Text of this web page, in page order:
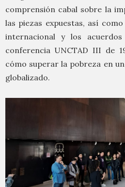
comprensión cabal sobre la
las piezas expuestas, así
internacional y los
conferencia UNCTAD III de
cómo superar la pobreza en
globalizado.